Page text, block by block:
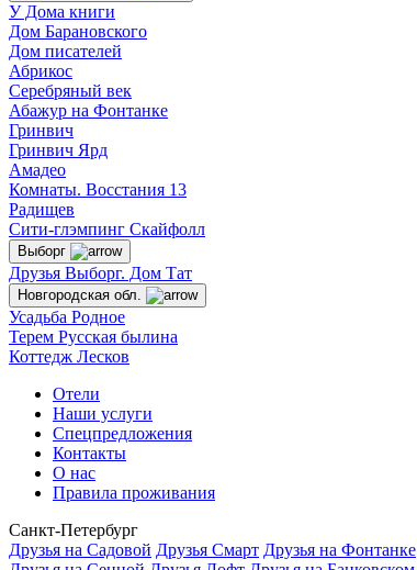
У Дома книги
Дом Барановского
Дом писателей
Абрикос
Серебряный век
Абажур на Фонтанке
Гринвич
Гринвич Ярд
Амадео
Комнаты. Восстания 13
Радищев
Сити-глэмпинг Скайфолл
Выборг
Друзья Выборг. Дом Тат
Новгородская обл.
Усадьба Родное
Терем Русская былина
Коттедж Лесков
Отели
Наши услуги
Спецпредложения
Контакты
О нас
Правила проживания
Санкт-Петербург
Друзья на Садовой Друзья Смарт Друзья на Фонтанке